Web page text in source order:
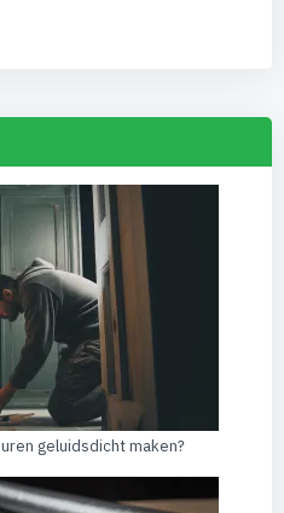
geluidsdicht maken?